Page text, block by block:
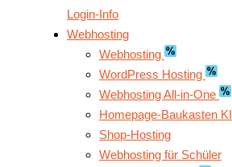
Login-Info
Webhosting
Webhosting
WordPress Hosting
Webhosting All-in-One
Homepage-Baukasten KI
Shop-Hosting
Webhosting für Schüler